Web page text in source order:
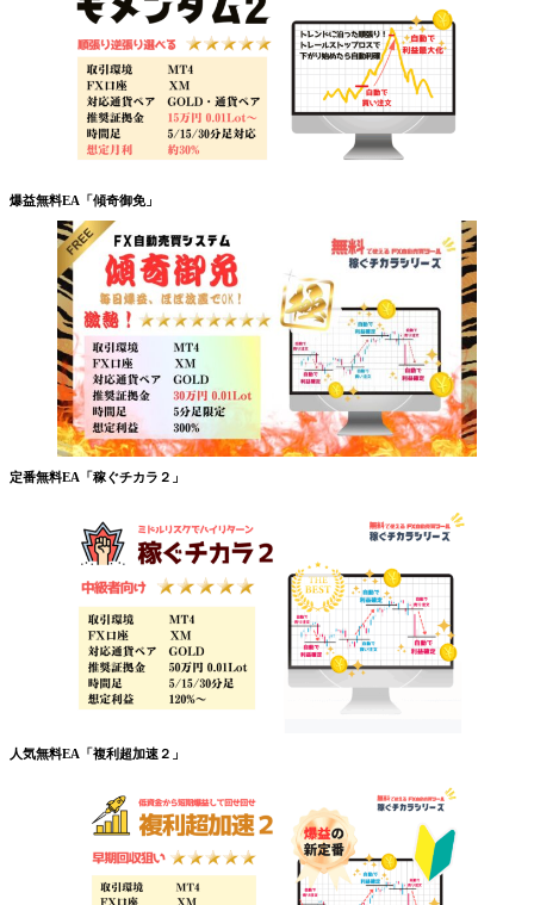
爆益無料EA「傾奇御免」
定番無料EA「稼ぐチカラ２」
人気無料EA「複利超加速２」